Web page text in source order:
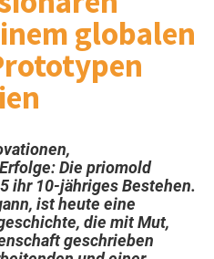
globalen
Die priomold
ihr 10-jähriges Bestehen.
ist heute eine
die mit Mut,
geschrieben